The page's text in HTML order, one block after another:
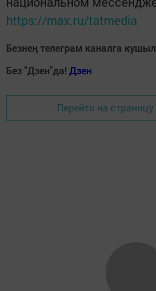
https://max.ru/tatmedia
Безнең телеграм каналга
Без "Дзен"да! Дзен
Перейти на